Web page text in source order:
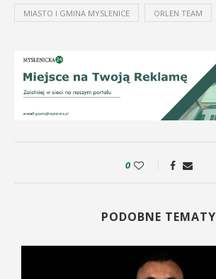
MIASTO I GMINA MYSLENICE ORLEN TEAM
0
PODOBNE TEMATY